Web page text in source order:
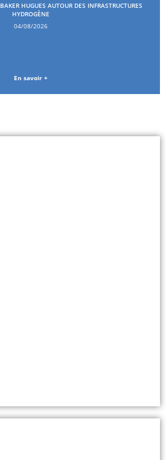
HUGUES AUTOUR DES INFRASTRUCTURES
HYDROGÈNE
04/08/2026
En savoir +